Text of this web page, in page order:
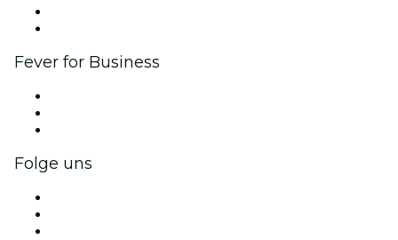
Fever for Business
Folge uns